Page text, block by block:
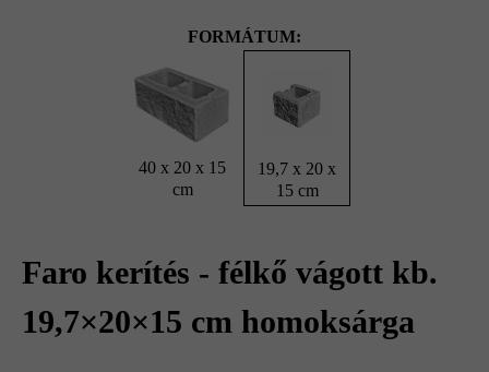
FORMÁTUM:
40 x 20 x 15
cm
19,7 x 20 x
15 cm
Faro kerítés - félkő vágott kb.
19,7×20×15 cm homoksárga